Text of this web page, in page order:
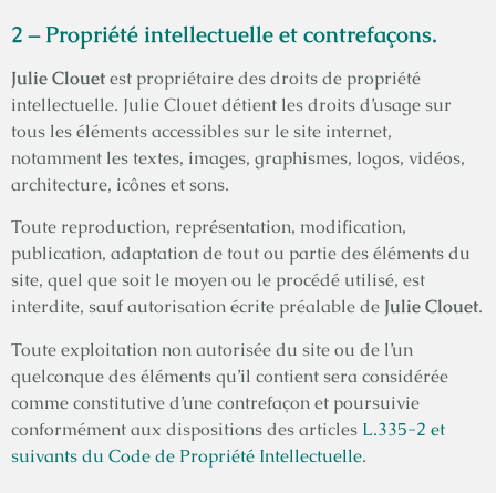
2 – Propriété intellectuelle et contrefaçons.
Julie Clouetest propriétaire des droits de propriété
intellectuelle. Julie Clouet détient les droits d’usage sur
tous les éléments accessibles sur le site internet,
notamment les textes, images, graphismes, logos, vidéos,
architecture, icônes et sons.
Toute reproduction, représentation, modification,
publication, adaptation de tout ou partie des éléments du
site, quel que soit le moyen ou le procédé utilisé, est
interdite, sauf autorisation écrite préalable de Julie Clouet.
Toute exploitation non autorisée du site ou de l’un
quelconque des éléments qu’il contient sera considérée
comme constitutive d’une contrefaçon et poursuivie
conformément aux dispositions des articles L.335-2 et
suivants du Code de Propriété Intellectuelle.